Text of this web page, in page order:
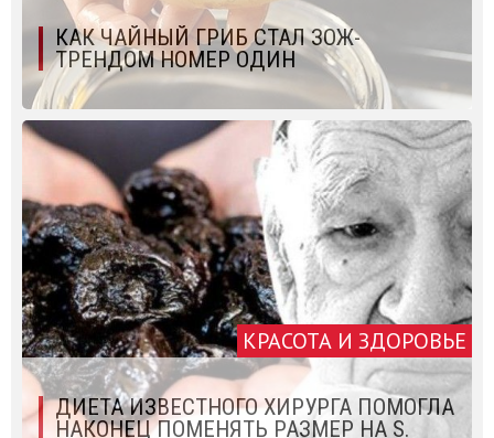
КАК ЧАЙНЫЙ ГРИБ СТАЛ ЗОЖ-
ТРЕНДОМ НОМЕР ОДИН
КРАСОТА И ЗДОРОВЬЕ
ДИЕТА ИЗВЕСТНОГО ХИРУРГА ПОМОГЛА
НАКОНЕЦ ПОМЕНЯТЬ РАЗМЕР НА S.